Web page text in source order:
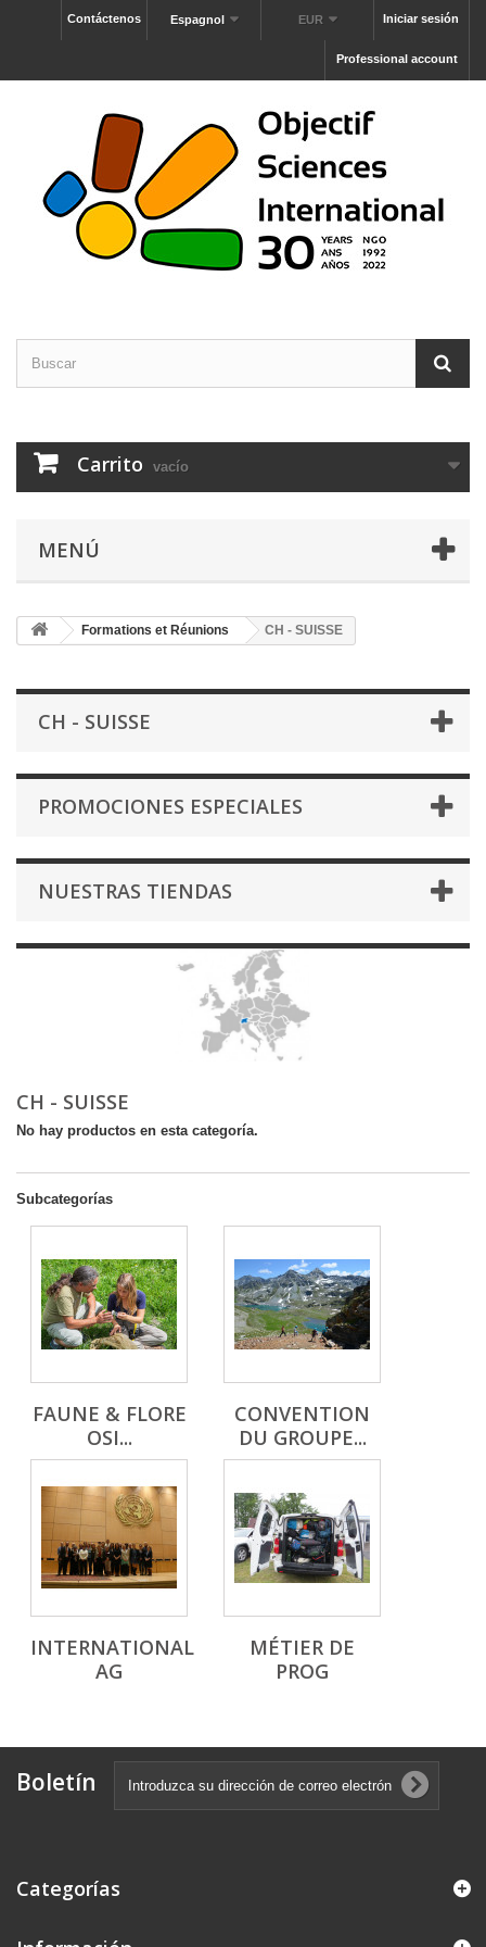
Iniciar sesión
EUR
Espagnol
Contáctenos
Professional account
Carrito vacío
MENÚ
Formations et Réunions CH - SUISSE
CH - SUISSE
PROMOCIONES ESPECIALES
NUESTRAS TIENDAS
CH - SUISSE
No hay productos en esta categoría.
Subcategorías
FAUNE & FLORE
OSI...
CONVENTION
DU GROUPE...
INTERNATIONAL
AG
MÉTIER DE
PROG
Boletín
Categorías